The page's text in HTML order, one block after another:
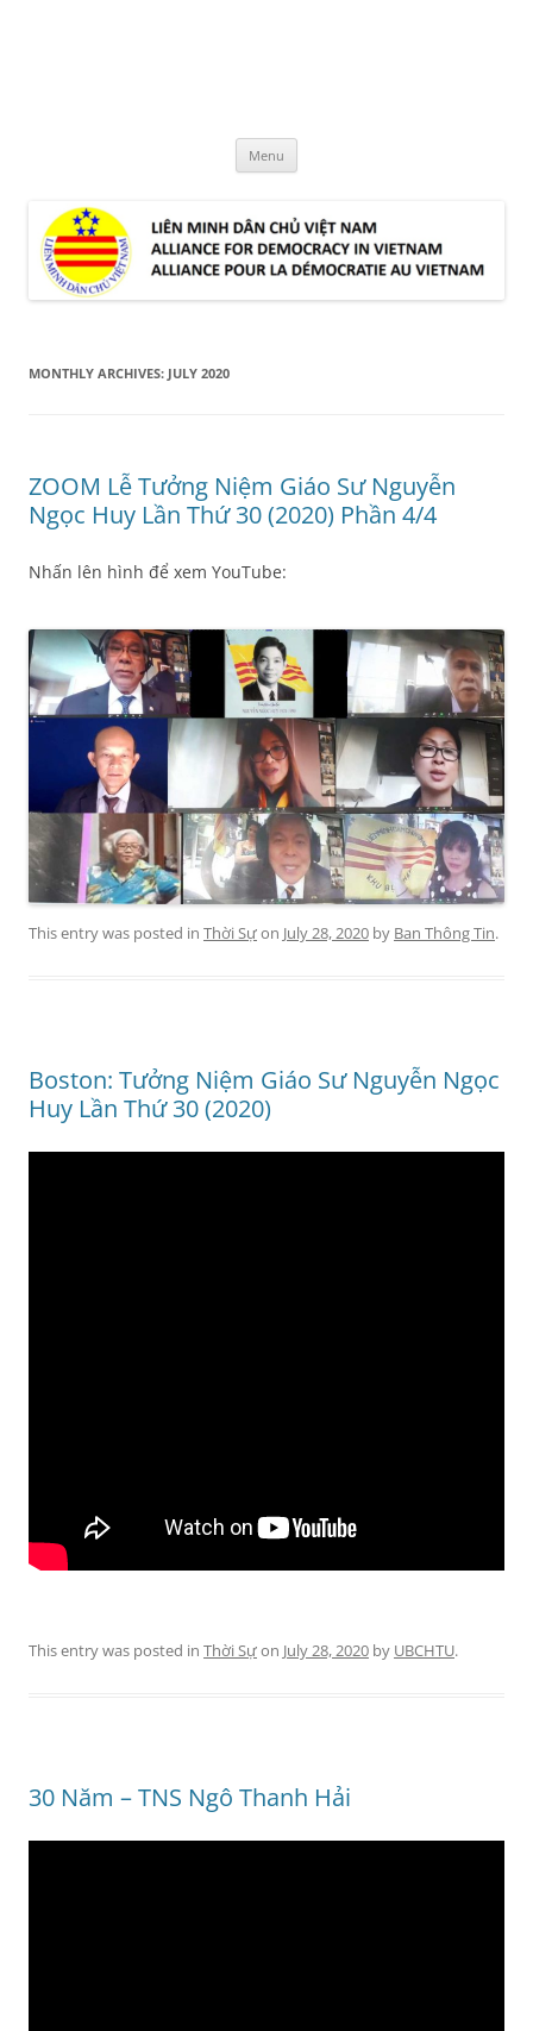
Menu
MONTHLY ARCHIVES: JULY 2020
ZOOM Lễ Tưởng Niệm Giáo Sư Nguyễn
Ngọc Huy Lần Thứ 30 (2020) Phần 4/4
Nhấn lên hình để xem YouTube:
This entry was posted in Thời Sựon July 28, 2020 by Ban Thông Tin.
Boston: Tưởng Niệm Giáo Sư Nguyễn Ngọc
Huy Lần Thứ 30 (2020)
This entry was posted in Thời Sựon July 28, 2020 by UBCHTU.
30 Năm – TNS Ngô Thanh Hải